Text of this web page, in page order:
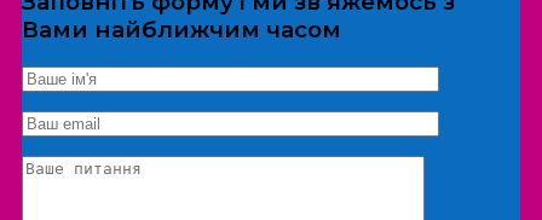
*Дані не передаються третім особам
Екскурсія/локація
Вами найближчим часом